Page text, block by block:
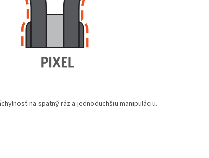
na spätný ráz a jednoduchšiu manipuláciu.